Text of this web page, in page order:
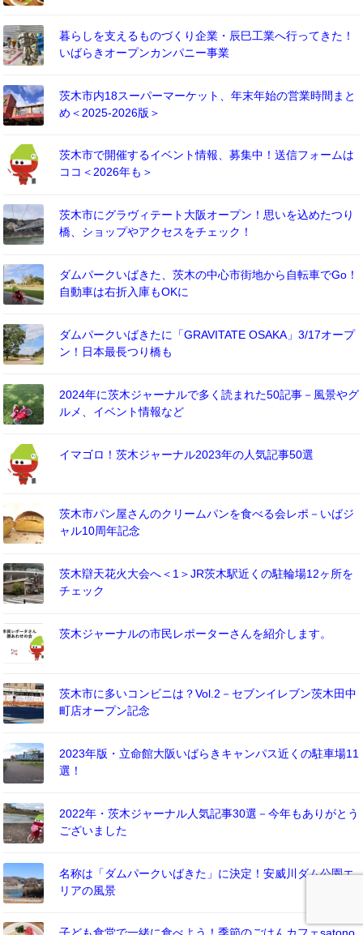
暮らしを支えるものづくり企業・辰巳工業へ行ってきた！
いばらきオープンカンパニー事業
茨木市内18スーパーマーケット、年末年始の営業時間まと
め＜2025-2026版＞
茨木市で開催するイベント情報、募集中！送信フォームは
ココ＜2026年も＞
茨木市にグラヴィテート大阪オープン！思いを込めたつり
橋、ショップやアクセスをチェック！
ダムパークいばきた、茨木の中心市街地から自転車でGo！
自動車は右折入庫もOKに
ダムパークいばきたに「GRAVITATE OSAKA」3/17オープ
ン！日本最長つり橋も
2024年に茨木ジャーナルで多く読まれた50記事－風景やグ
ルメ、イベント情報など
イマゴロ！茨木ジャーナル2023年の人気記事50選
茨木市パン屋さんのクリームパンを食べる会レポ－いばジ
ャル10周年記念
茨木辯天花火大会へ＜1＞JR茨木駅近くの駐輪場12ヶ所を
チェック
茨木ジャーナルの市民レポーターさんを紹介します。
茨木市に多いコンビニは？Vol.2－セブンイレブン茨木田中
町店オープン記念
2023年版・立命館大阪いばらきキャンパス近くの駐車場11
選！
2022年・茨木ジャーナル人気記事30選－今年もありがとう
ございました
名称は「ダムパークいばきた」に決定！安威川ダム公園エ
リアの風景